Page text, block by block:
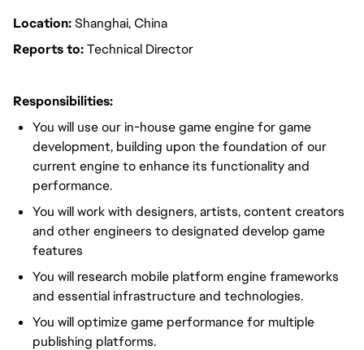
Location:Shanghai, China
Reports to:Technical Director
Responsibilities:
You will use our in-house game engine for game
development, building upon the foundation of our
current engine to enhance its functionality and
performance.
You will work with designers, artists, content creators
and other engineers to designated develop game
features
You will research mobile platform engine frameworks
and essential infrastructure and technologies.
You will optimize game performance for multiple
publishing platforms.